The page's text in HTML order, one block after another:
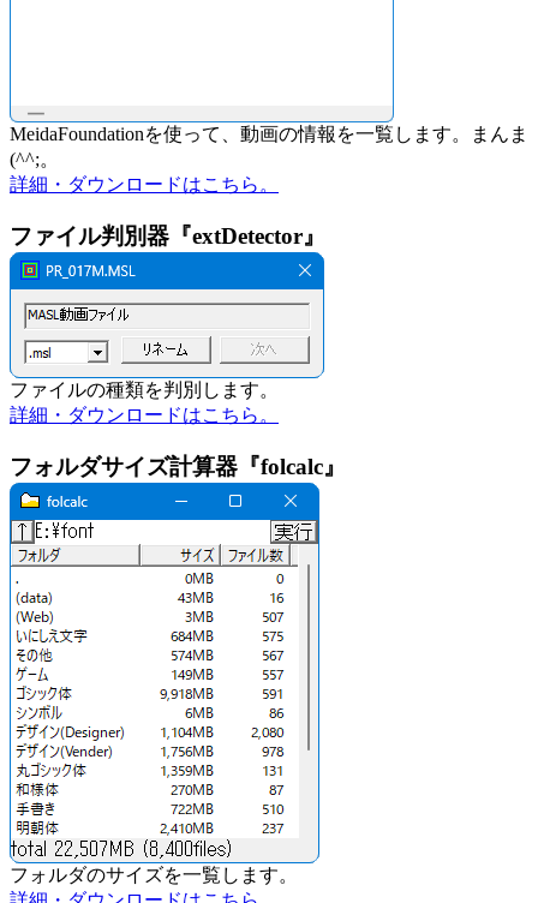
MeidaFoundationを使って、動画の情報を一覧します。まんま
(^^;。
詳細・ダウンロードはこちら。
ファイル判別器『extDetector』
ファイルの種類を判別します。
詳細・ダウンロードはこちら。
フォルダサイズ計算器『folcalc』
フォルダのサイズを一覧します。